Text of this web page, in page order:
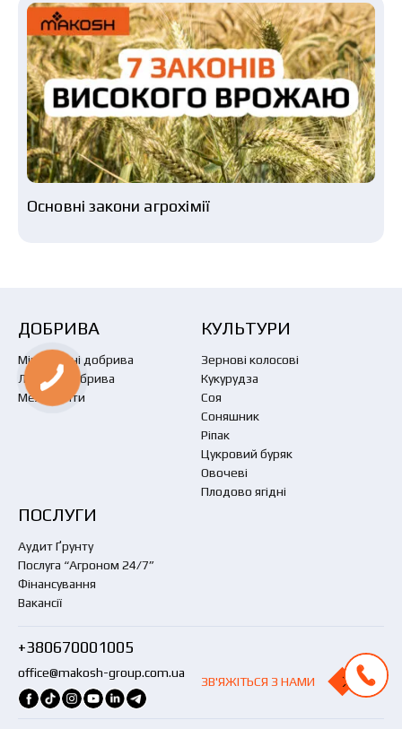
Основні закони агрохімії
ДОБРИВА
Мінеральні добрива
Листові добрива
Меліоранти
КУЛЬТУРИ
Зернові колосові
Кукурудза
Соя
Соняшник
Ріпак
Цукровий буряк
Овочеві
Плодово ягідні
ПОСЛУГИ
Аудит Ґрунту
Послуга “Агроном 24/7”
Фінансування
Вакансії
+380670001005
office@makosh-group.com.ua
ЗВ'ЯЖІТЬСЯ З НАМИ